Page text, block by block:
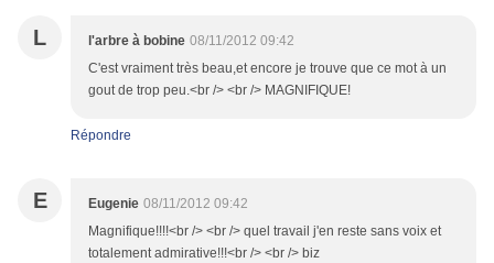
L l'arbre à bobine 08/11/2012 09:42
C'est vraiment très beau,et encore je trouve que ce mot à un
gout de trop peu.<br /> <br /> MAGNIFIQUE!
Répondre
E Eugenie 08/11/2012 09:42
Magnifique!!!!<br /> <br /> quel travail j'en reste sans voix et
totalement admirative!!!<br /> <br /> biz